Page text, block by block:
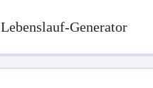
Lebenslauf-Generator